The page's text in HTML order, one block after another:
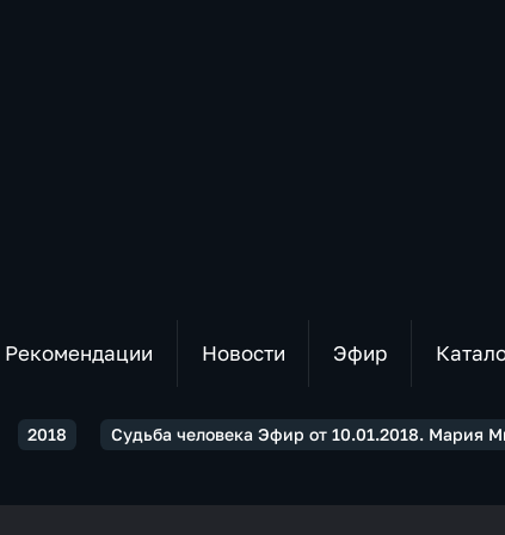
Рекомендации Новости Эфир
2018 Судьба человека Эфир от 10.01.2018. Мария